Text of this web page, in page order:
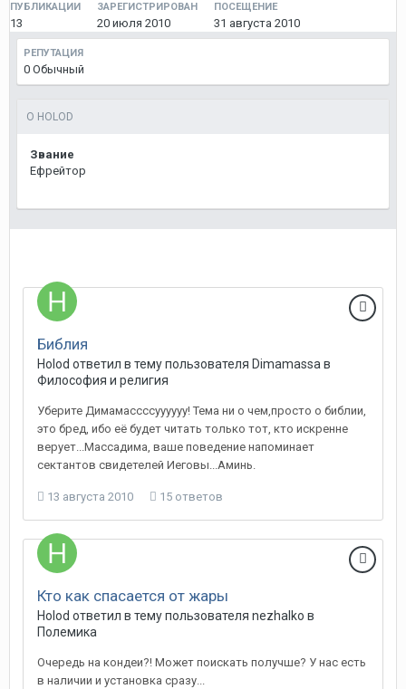
ПУБЛИКАЦИИ
13
ЗАРЕГИСТРИРОВАН
20 июля 2010
ПОСЕЩЕНИЕ
31 августа 2010
РЕПУТАЦИЯ
0 Обычный
О HOLOD
Звание
Ефрейтор
Библия
Holod ответил в тему пользователя Dimamassa в
Философия и религия
Уберите Димамассссуууууу! Тема ни о чем,просто о библии,
это бред, ибо её будет читать только тот, кто искренне
верует...Массадима, ваше поведение напоминает
сектантов свидетелей Иеговы...Аминь.
13 августа 2010 15 ответов
Кто как спасается от жары
Holod ответил в тему пользователя nezhalko в
Полемика
Очередь на кондеи?! Может поискать получше? У нас есть
в наличии и установка сразу...